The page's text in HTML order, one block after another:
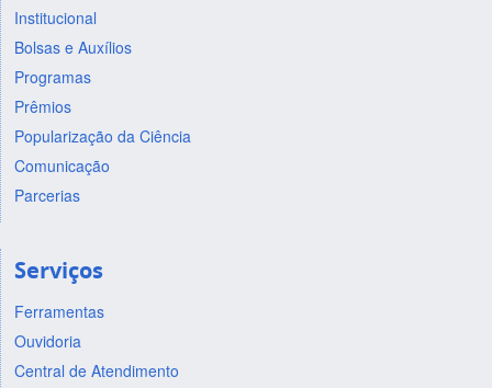
Institucional
Bolsas e Auxílios
Programas
Prêmios
Popularização da Ciência
Comunicação
Parcerias
Serviços
Ferramentas
Ouvidoria
Central de Atendimento